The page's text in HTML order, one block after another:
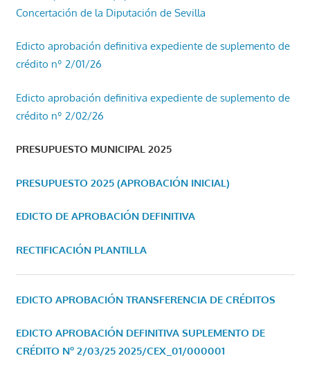
Concertación de la Diputación de Sevilla
Edicto aprobación definitiva expediente de suplemento de
crédito nº 2/01/26
Edicto aprobación definitiva expediente de suplemento de
crédito nº 2/02/26
PRESUPUESTO MUNICIPAL 2025
PRESUPUESTO 2025 (APROBACIÓN INICIAL)
EDICTO DE APROBACIÓN DEFINITIVA
RECTIFICACIÓN PLANTILLA
EDICTO APROBACIÓN TRANSFERENCIA DE CRÉDITOS
EDICTO APROBACIÓN DEFINITIVA SUPLEMENTO DE
CRÉDITO Nº 2/03/25 2025/CEX_01/000001